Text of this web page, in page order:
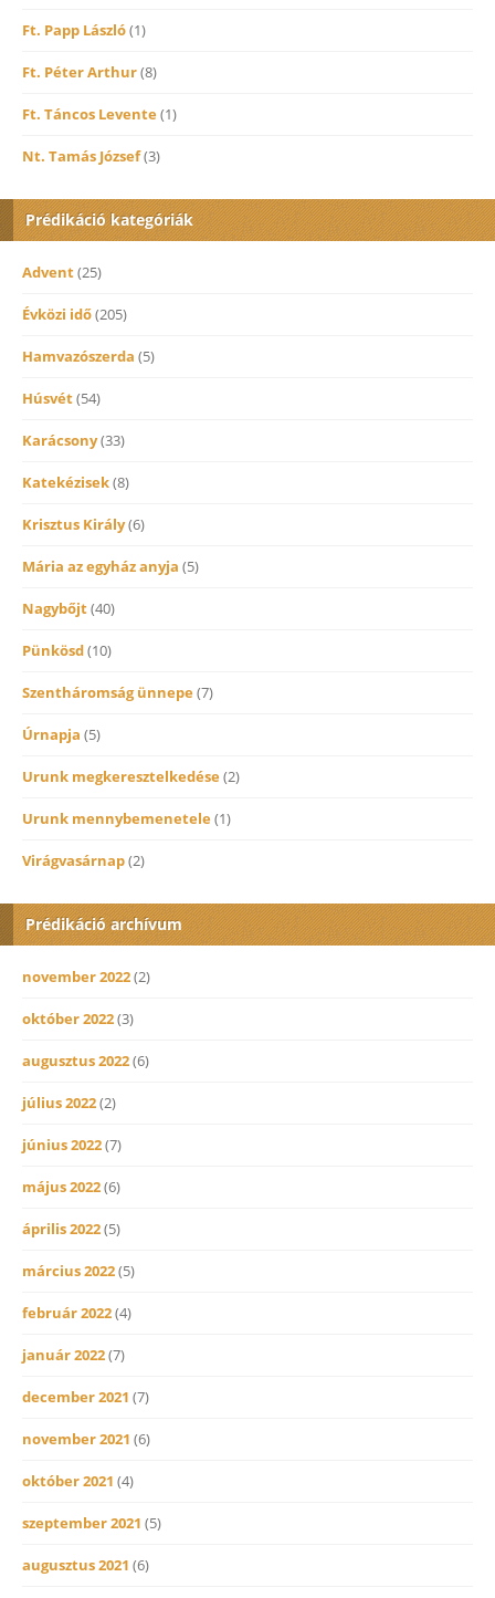
Ft. Papp László(1)
Ft. Péter Arthur(8)
Ft. Táncos Levente(1)
Nt. Tamás József(3)
Prédikáció kategóriák
Advent(25)
Évközi idő(205)
Hamvazószerda (5)
Húsvét(54)
Karácsony(33)
Katekézisek(8)
Krisztus Király(6)
Mária az egyház anyja (5)
Nagybőjt(40)
Pünkösd(10)
Szentháromság ünnepe(7)
Úrnapja (5)
Urunk megkeresztelkedése(2)
Urunk mennybemenetele(1)
Virágvasárnap(2)
Prédikáció archívum
november 2022(2)
október 2022(3)
augusztus 2022(6)
július 2022(2)
június 2022(7)
május 2022(6)
április 2022(5)
március 2022(5)
február 2022(4)
január 2022(7)
december 2021 (7)
november 2021 (6)
október 2021 (4)
szeptember 2021 (5)
augusztus 2021 (6)